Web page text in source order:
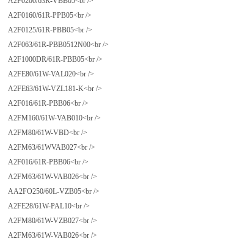
A2F0160/61R-PPB05<br />
A2F0125/61R-PBB05<br />
A2F063/61R-PBB0512N00<br />
A2F1000DR/61R-PBB05<br />
A2FE80/61W-VAL020<br />
A2FE63/61W-VZL181-K<br />
A2F016/61R-PBB06<br />
A2FM160/61W-VAB010<br />
A2FM80/61W-VBD<br />
A2FM63/61WVAB027<br />
A2F016/61R-PBB06<br />
A2FM63/61W-VAB026<br />
AA2FO250/60L-VZB05<br />
A2FE28/61W-PAL10<br />
A2FM80/61W-VZB027<br />
A2FM63/61W-VAB026<br />